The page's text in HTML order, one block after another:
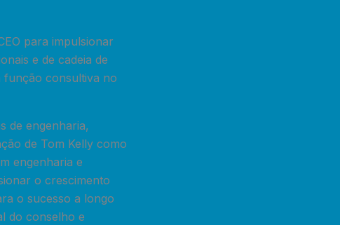
para impulsionar
e de cadeia de
função consultiva no
de engenharia,
de Tom Kelly como
engenharia e
o crescimento
o sucesso a longo
do conselho e